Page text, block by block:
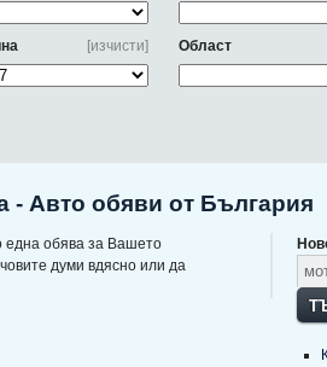
[изчисти] Област
- Авто обяви от България
обява за Вашето
думи вдясно или да